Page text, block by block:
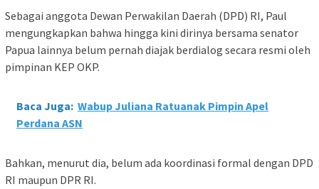
Sebagai anggota Dewan Perwakilan Daerah (DPD) RI, Paul
mengungkapkan bahwa hingga kini dirinya bersama senator
Papua lainnya belum pernah diajak berdialog secara resmi oleh
pimpinan KEP OKP.
Baca Juga: Wabup Juliana Ratuanak Pimpin Apel
Perdana ASN
Bahkan, menurut dia, belum ada koordinasi formal dengan DPD
RI maupun DPR RI.